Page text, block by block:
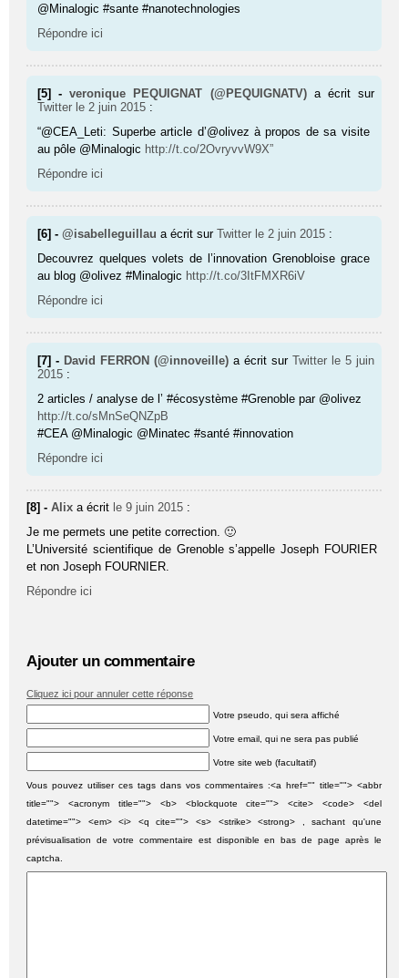
@Minalogic #sante #nanotechnologies
Répondre ici
[5] -veronique PEQUIGNAT (@PEQUIGNATV) a écrit sur
Twitter le 2 juin 2015 :
“@CEA_Leti: Superbe article d’@olivez à propos de sa visite
au pôle @Minalogic http://t.co/2OvryvvW9X”
Répondre ici
[6] -@isabelleguillau a écrit surTwitter le 2 juin 2015 :
Decouvrez quelques volets de l’innovation Grenobloise grace
au blog @olivez #Minalogic http://t.co/3ItFMXR6iV
Répondre ici
[7] - David FERRON (@innoveille) a écrit sur Twitter le 5 juin
2015 :
2 articles / analyse de l’ #écosystème #Grenoble par @olivez
http://t.co/sMnSeQNZpB
#CEA @Minalogic @Minatec #santé #innovation
Répondre ici
[8] -Alix a écrit le 9 juin 2015 :
Je me permets une petite correction. 🙂
L’Université scientifique de Grenoble s’appelle Joseph FOURIER
et non Joseph FOURNIER.
Répondre ici
Ajouter un commentaire
Cliquez ici pour annuler cette réponse
Votre pseudo, qui sera affiché
Votre email, qui ne sera pas publié
Votre site web (facultatif)
Vous pouvez utiliser ces tags dans vos commentaires :<a href="" title=""> <abbr
title=""> <acronym title=""> <b> <blockquote cite=""> <cite> <code> <del
datetime=""> <em> <i> <q cite=""> <s> <strike> <strong> , sachant qu'une
prévisualisation de votre commentaire est disponible en bas de page après le
captcha.